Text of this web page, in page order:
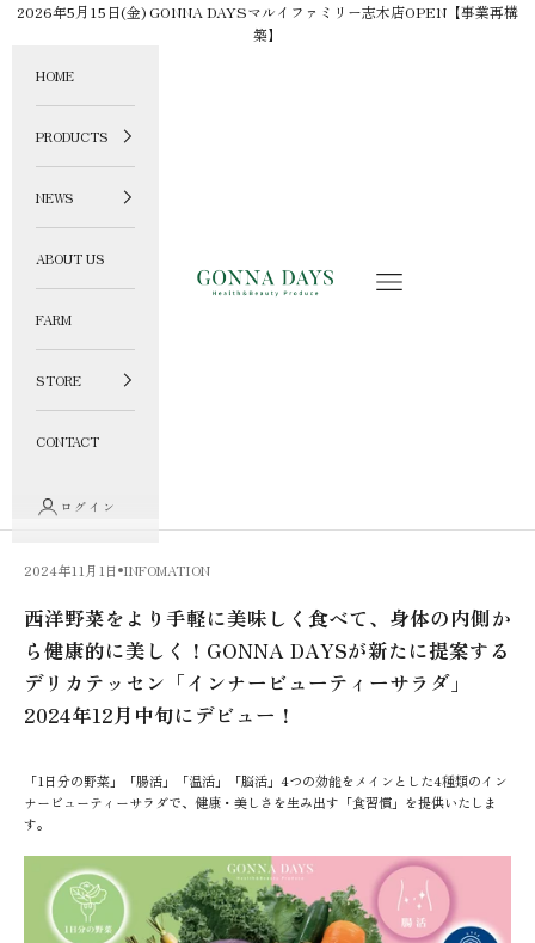
コンテンツへスキップ
2026年5月15日(金) GONNA DAYSマルイファミリー志木店OPEN【事業再構
築】
GONNA DAYS ONLINE STORE メニュー
HOME
PRODUCTS
NEWS
ABOUT US
FARM
STORE
CONTACT
ログイン
2024年11月1日 INFOMATION
西洋野菜をより手軽に美味しく食ベて、身体の内側か
ら健康的に美しく！GONNA DAYSが新たに提案する
デリカテッセン「インナービューティーサラダ」
2024年12月中旬にデビュー！
「1日分の野菜」「腸活」「温活」「脳活」4つの効能をメインとした4種類のイン
ナービューティーサラダで、健康・美しさを生み出す「食習慣」を提供いたしま
す。